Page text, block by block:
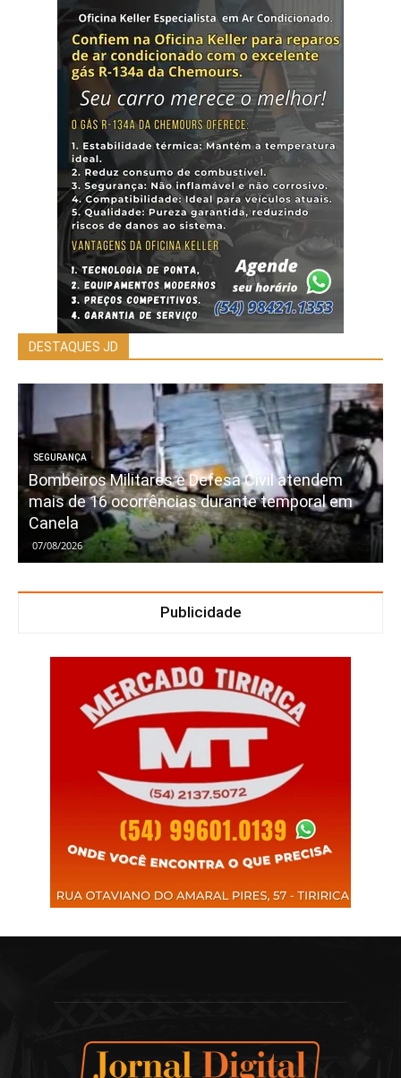
DESTAQUES JD
SEGURANÇA
Bombeiros Militares e Defesa Civil atendem
mais de 16 ocorrências durante temporal em
Canela
07/08/2026
Publicidade